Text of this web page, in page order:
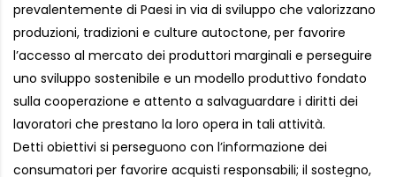
prevalentemente di Paesi in via di sviluppo che valorizzano
produzioni, tradizioni e culture autoctone, per favorire
l’accesso al mercato dei produttori marginali e perseguire
uno sviluppo sostenibile e un modello produttivo fondato
sulla cooperazione e attento a salvaguardare i diritti dei
lavoratori che prestano la loro opera in tali attività.
Detti obiettivi si perseguono con l’informazione dei
consumatori per favorire acquisti responsabili; il sostegno,